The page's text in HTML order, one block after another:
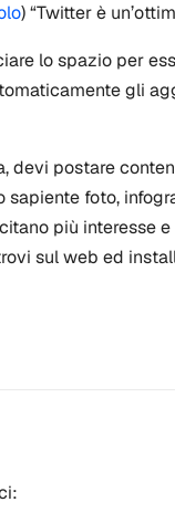
) “Twitter è
lo spazio per
gli
devi postare
foto,
più interesse
sul web ed